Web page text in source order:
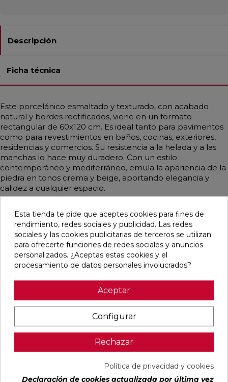
Descripción
Ficha técnica
Este porcelánico esmaltado y texturado, con acabado
natural y bordes rectificados, viene en un formato
rectangular de 60x120 cm. Es ideal tanto para pavimentos
como para revestimientos en baños, cocinas, exteriores,
residencias y comercios. Su resistencia a la helada y a las
manchas lo hace muy duradero. Con un estilo
contemporáneo y mediterráneo, emula la apariencia de la
piedra en tonos crema y beige, aportando elegancia y
calidez a cualquier espacio.
Pensamos que te puede interesar
SLIPSTOP
GREY MATE
94101004
29,65 €
favorite
WHITE MATE
31,6X100
RECTIFICADO
91080375
Colorker
35,36 €
favorite
MATE
31,6X100
RECTIFICADO
Ref:
91080491
PVP
34,49 €
favorite
NATURAL
33,3X100
91118501ceràmica
PVP
30,13 €
Esta tienda te pide que aceptes cookies para fines de
rendimiento, redes sociales y publicidad. Las redes
sociales y las cookies publicitarias de terceros se utilizan
para ofrecerte funciones de redes sociales y anuncios
personalizados. ¿Aceptas estas cookies y el
procesamiento de datos personales involucrados?
Aceptar
Configurar
Rechazar
Política de privacidad y cookies
Declaración de cookies actualizada por última vez